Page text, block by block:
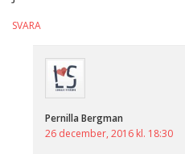
SVARA
Pernilla Bergman
26 december, 2016 kl. 18:30